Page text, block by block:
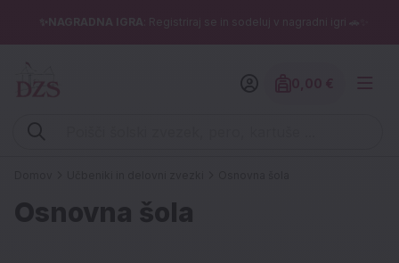
✨NAGRADNA IGRA : Registriraj se in sodeluj v nagradni igri 🚗✨
Vpišite iskalni niz (šolski zvezek, pero, kartuše ...)
Znesek
Osnovna šola